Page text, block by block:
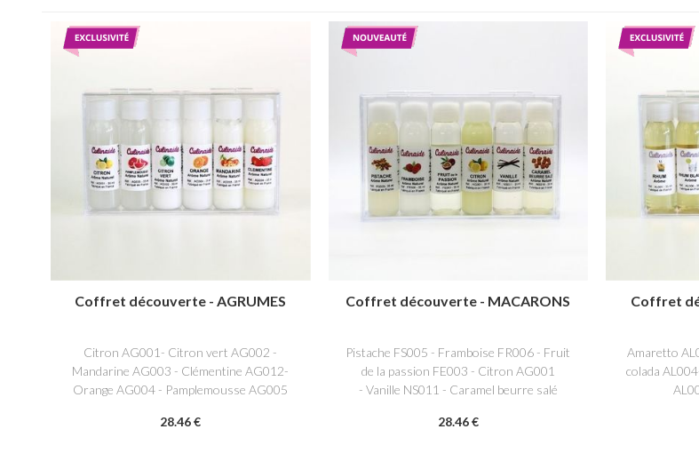
Coffret découverte - AGRUMES
Citron AG001- Citron vert AG002 -
Mandarine AG003 - Clémentine AG012-
Orange AG004 - Pamplemousse AG005
28.46€
Coffret découverte - MACARONS
Pistache FS005 - Framboise FR006 - Fruit
de la passion FE003 - Citron AG001
- Vanille NS011 - Caramel beurre salé
28.46€
Coffret
Amaretto
colada